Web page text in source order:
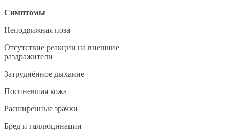
Симптомы
Неподвижная поза
Отсутствие реакции на внешние
раздражители
Затруднённое дыхание
Посиневшая кожа
Расширенные зрачки
Бред и галлюцинации